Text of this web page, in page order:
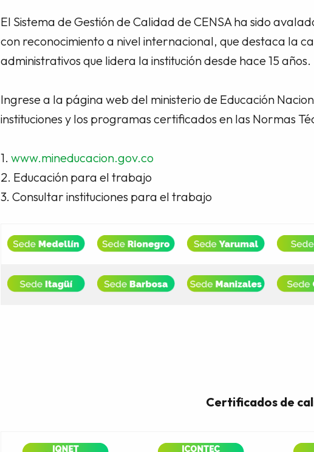
El Sistema de Gestión de Calidad de CENSA ha sido
con reconocimiento a nivel internacional, que destaca la
administrativos que lidera la institución desde hace 15 años.
Ingrese a la página web del ministerio de Educación
instituciones y los programas certificados en las Normas
1.www.mineducacion.gov.co
2. Educación para el trabajo
3. Consultar instituciones para el trabajo
Certificados de